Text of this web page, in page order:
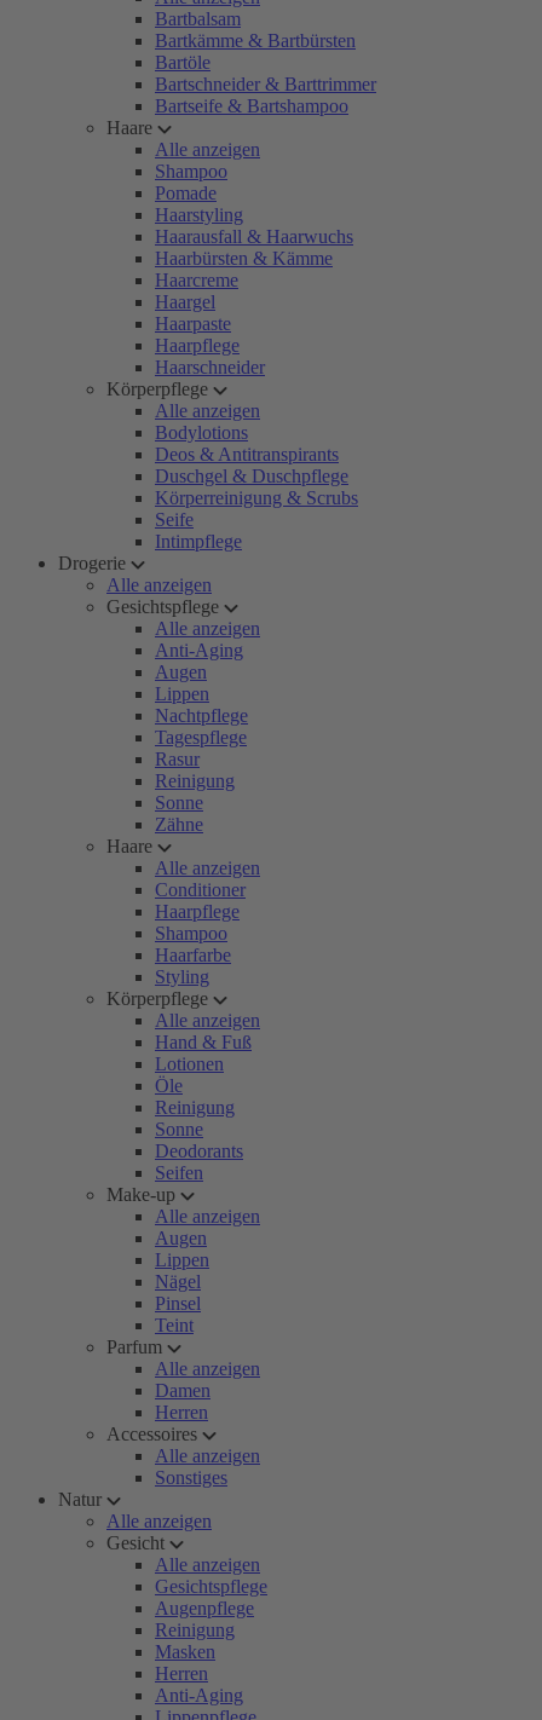
Bartbalsam
Bartkämme & Bartbürsten
Bartöle
Bartschneider & Barttrimmer
Bartseife & Bartshampoo
Haare
Alle anzeigen
Shampoo
Pomade
Haarstyling
Haarausfall & Haarwuchs
Haarbürsten & Kämme
Haarcreme
Haargel
Haarpaste
Haarpflege
Haarschneider
Körperpflege
Alle anzeigen
Bodylotions
Deos & Antitranspirants
Duschgel & Duschpflege
Körperreinigung & Scrubs
Seife
Intimpflege
Drogerie
Alle anzeigen
Gesichtspflege
Alle anzeigen
Anti-Aging
Augen
Lippen
Nachtpflege
Tagespflege
Rasur
Reinigung
Sonne
Zähne
Haare
Alle anzeigen
Conditioner
Haarpflege
Shampoo
Haarfarbe
Styling
Körperpflege
Alle anzeigen
Hand & Fuß
Lotionen
Öle
Reinigung
Sonne
Deodorants
Seifen
Make-up
Alle anzeigen
Augen
Lippen
Nägel
Pinsel
Teint
Parfum
Alle anzeigen
Damen
Herren
Accessoires
Alle anzeigen
Sonstiges
Natur
Alle anzeigen
Gesicht
Alle anzeigen
Gesichtspflege
Augenpflege
Reinigung
Masken
Herren
Anti-Aging